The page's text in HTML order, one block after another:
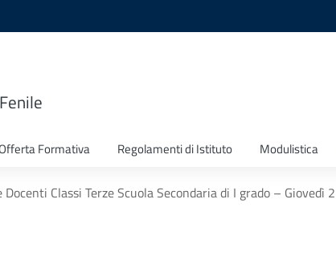
Formativa Regolamenti di Istituto Modulistica
Classi Terze Scuola Secondaria di I grado – Giovedì